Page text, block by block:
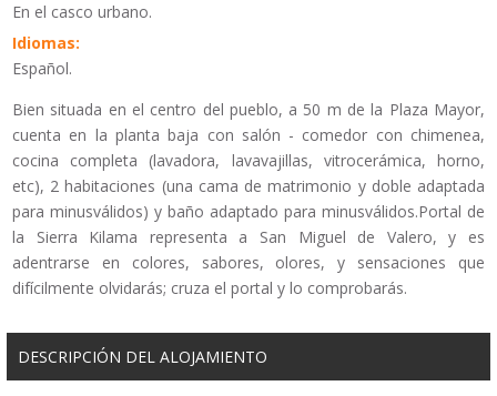
En el casco urbano.
Idiomas:
Español.
Bien situada en el centro del pueblo, a 50 m de la Plaza Mayor,
cuenta en la planta baja con salón - comedor con chimenea,
cocina completa (lavadora, lavavajillas, vitrocerámica, horno,
etc), 2 habitaciones (una cama de matrimonio y doble adaptada
para minusválidos) y baño adaptado para minusválidos.Portal de
la Sierra Kilama representa a San Miguel de Valero, y es
adentrarse en colores, sabores, olores, y sensaciones que
difícilmente olvidarás; cruza el portal y lo comprobarás.
DESCRIPCIÓN DEL ALOJAMIENTO